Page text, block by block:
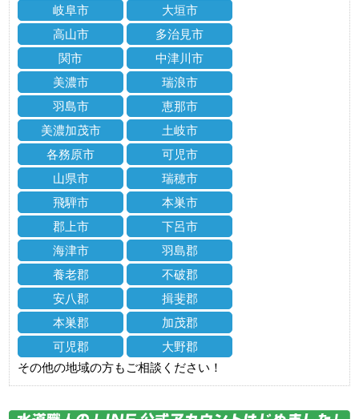
岐阜市
大垣市
高山市
多治見市
関市
中津川市
美濃市
瑞浪市
羽島市
恵那市
美濃加茂市
土岐市
各務原市
可児市
山県市
瑞穂市
飛騨市
本巣市
郡上市
下呂市
海津市
羽島郡
養老郡
不破郡
安八郡
揖斐郡
本巣郡
加茂郡
可児郡
大野郡
その他の地域の方もご相談ください！